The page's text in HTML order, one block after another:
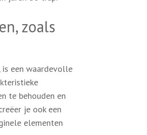
zoals
een waardevolle
te behouden en
je ook een
elementen